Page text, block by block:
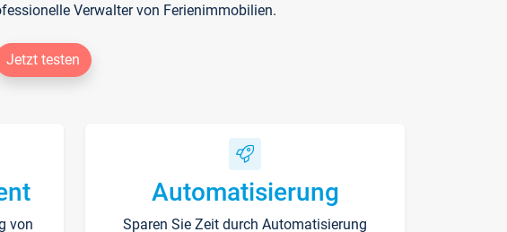
Verwalter von Ferienimmobilien.
Jetzt testen
von
Automatisierung
Sparen Sie Zeit durch Automatisierung